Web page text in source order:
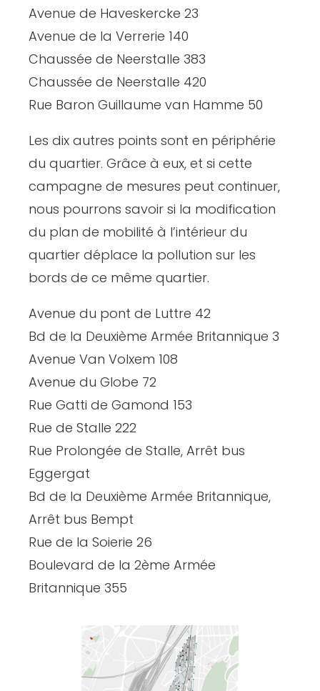
Avenue de Haveskercke 23
Avenue de la Verrerie 140
Chaussée de Neerstalle 383
Chaussée de Neerstalle 420
Rue Baron Guillaume van Hamme 50
Les dix autres points sont en périphérie
du quartier. Grâce à eux, et si cette
campagne de mesures peut continuer,
nous pourrons savoir si la modification
du plan de mobilité à l’intérieur du
quartier déplace la pollution sur les
bords de ce même quartier.
Avenue du pont de Luttre 42
Bd de la Deuxième Armée Britannique 3
Avenue Van Volxem 108
Avenue du Globe 72
Rue Gatti de Gamond 153
Rue de Stalle 222
Rue Prolongée de Stalle, Arrêt bus
Eggergat
Bd de la Deuxième Armée Britannique,
Arrêt bus Bempt
Rue de la Soierie 26
Boulevard de la 2ème Armée
Britannique 355